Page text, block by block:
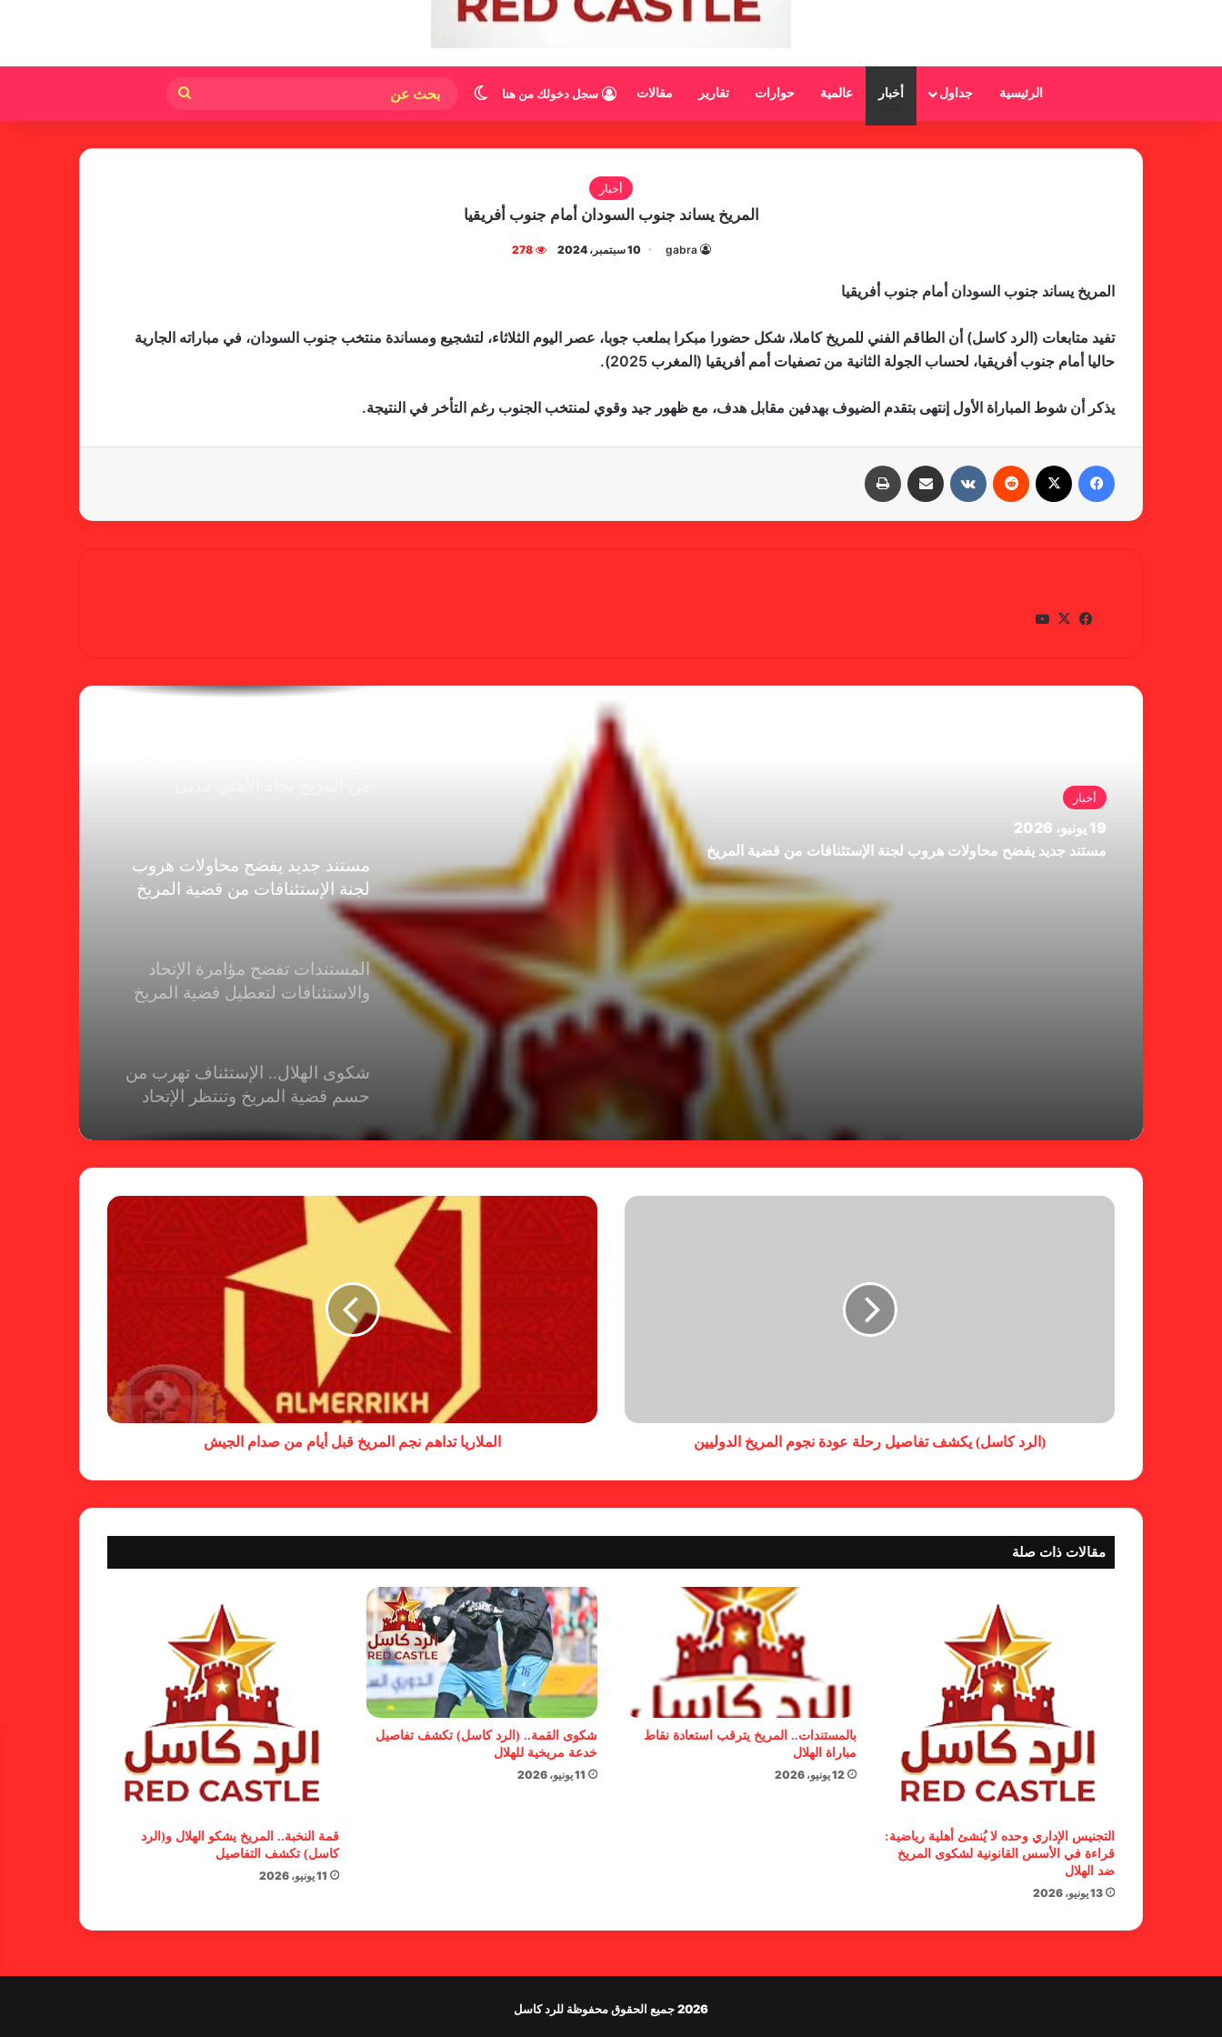
الرئيسية جداول أخبار عالمية حوارات تقارير مقالات سجل دخولك من هنا الوضع المظلم
عن
أخبار
المريخ يساند جنوب السودان أمام جنوب أفريقيا
gabra 10 سبتمبر، 2024 278
المريخ يساند جنوب السودان أمام جنوب أفريقيا
تفيد متابعات (الرد كاسل) أن الطاقم الفني للمريخ كاملا، شكل حضورا مبكرا بملعب جوبا، عصر اليوم الثلاثاء، لتشجيع ومساندة منتخب جنوب السودان، في مباراته الجارية
حاليا أمام جنوب أفريقيا، لحساب الجولة الثانية من تصفيات أمم أفريقيا (المغرب 2025).
يذكر أن شوط المباراة الأول إنتهى بتقدم الضيوف بهدفين مقابل هدف، مع ظهور جيد وقوي لمنتخب الجنوب رغم التأخر في النتيجة.
في
وك
X
أخبار
19 يونيو، 2026
مستند جديد يفضح محاولات هروب لجنة الإستئنافات من قضية المريخ
كاميرا خفية.. الهلال يخدع أنصاره
شكوى الهلال.. خطوة مريخية وغضب
بسبب “الصفر الدولي” .. ريجيكامب
الفنلندي يفضح لجان الإتحاد.. يدعم
شكوى المريخ ويهدد الهلال
مستند جديد يفضح محاولات هروب
لجنة الإستئنافات من قضية المريخ
المستندات تفضح مؤامرة الإتحاد
والاستئنافات لتعطيل قضية المريخ
شكوى الهلال.. الإستئناف تهرب من
حسم قضية المريخ وتنتظر الإتحاد
الهبوط والصعود
خطوة مريخية جديدة بشأن الشكوى
ضد الهلال
كاميرا خفية.. الهلال يخدع أنصاره
بمذكرة تفاهم
على الأمين العام والمسابقات
بسبب “الصفر الدولي” .. ريجيكامب
يهرب من الهلال
الفنلندي يفضح لجان الإتحاد.. يدعم
شكوى المريخ ويهدد الهلال
بشأن الأبطال والكونفدرالية.. خطوة
لجنة الإستئنافات من قضية المريخ
(الرد كاسل) يكشف تفاصيل رحلة عودة نجوم المريخ الدوليين الملاريا تداهم نجم المريخ قبل أيام من صدام الجيش
مقالات ذات صلة
التجنيس الإداري وحده لا يُنشئ أهلية رياضية:
قراءة في الأسس القانونية لشكوى المريخ
ضد الهلال
13 يونيو، 2026
بالمستندات.. المريخ يترقب استعادة نقاط
مباراة الهلال
12 يونيو، 2026
شكوى القمة.. (الرد كاسل) تكشف تفاصيل
خدعة مريخية للهلال
11 يونيو، 2026
قمة النخبة.. المريخ يشكو الهلال و(الرد
كاسل) تكشف التفاصيل
11 يونيو، 2026
2026 جميع الحقوق محفوظة للرد كاسل